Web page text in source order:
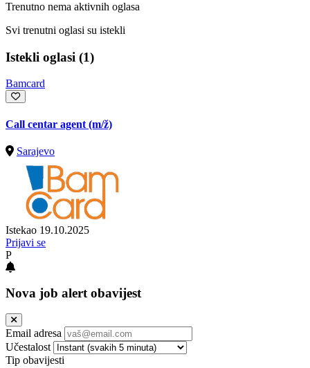
Trenutno nema aktivnih oglasa
Svi trenutni oglasi su istekli
Istekli oglasi (1)
Bamcard
Call centar agent (m/ž)
Sarajevo
Istekao 19.10.2025
Prijavi se
P
Nova job alert obavijest
Email adresa
Učestalost
Tip obavijesti